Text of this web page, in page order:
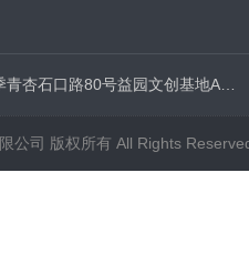
公司 版权所有 All Rights